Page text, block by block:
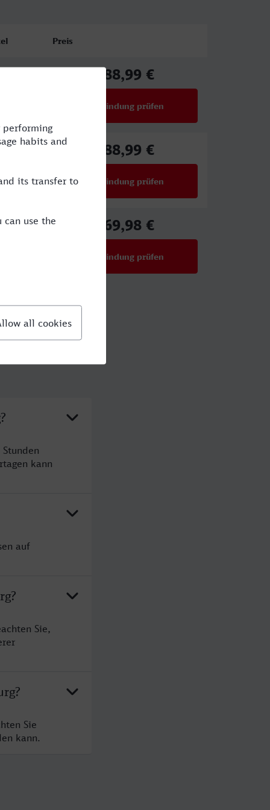
Preis
88,99 €
Verbindung prüfen
88,99 €
Verbindung prüfen
69,98 €
Verbindung prüfen
kann
auf
Sie,
Sie
kann.